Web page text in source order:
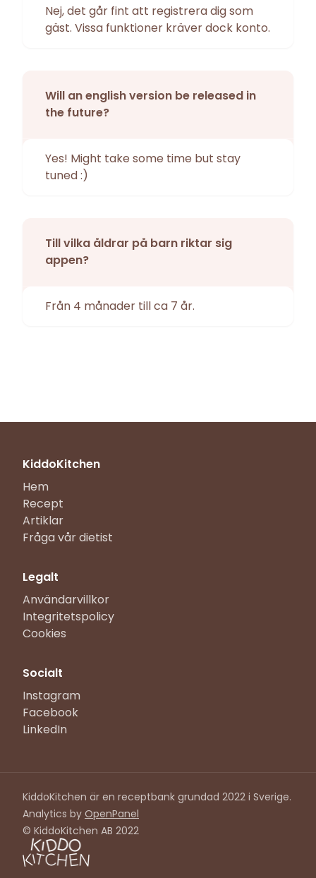
Nej, det går fint att registrera dig som
gäst. Vissa funktioner kräver dock konto.
Will an english version be released in
the future?
Yes! Might take some time but stay
tuned :)
Till vilka åldrar på barn riktar sig
appen?
Från 4 månader till ca 7 år.
KiddoKitchen
Hem
Recept
Artiklar
Fråga vår dietist
Legalt
Användarvillkor
Integritetspolicy
Cookies
Socialt
Instagram
Facebook
LinkedIn
KiddoKitchen är en receptbank grundad 2022 i Sverige.
Analytics by OpenPanel
© KiddoKitchen AB 2022